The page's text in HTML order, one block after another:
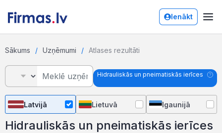
Ienākt
Sākums Uzņēmumi Atlases rezultāti
Hidrauliskās un pneimatiskās ierīces
Latvijā Lietuvā Igaunijā
Hidrauliskās un pneimatiskās ierīces